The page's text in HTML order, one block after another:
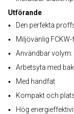
Utförande
Den perfekta
Miljövänlig
Användbar volym:
Arbetsyta med
Med handfat
Kompakt och
Hög